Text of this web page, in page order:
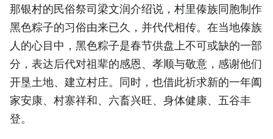
ENGLISH
FRANÇAIS
РУССКИЙ
ESPAÑOL
那银村的民俗祭司梁文润介绍说，村里傣族同胞制作
黑色粽子的习俗由来已久，并代代相传。在当地傣族
人的心目中，黑色粽子是春节供盘上不可或缺的一部
分，表达后代对祖辈的感恩、孝顺与敬意，感谢他们
开垦土地、建立村庄。同时，也借此祈求新的一年阖
家安康、村寨祥和、六畜兴旺、身体健康、五谷丰
登。